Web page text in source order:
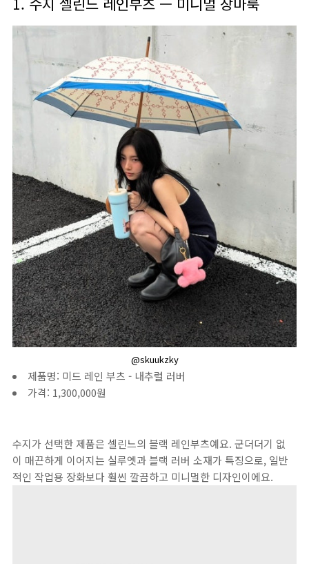
@skuukzky
제품명: 미드 레인 부츠 - 내추럴 러버
가격: 1,300,000원
수지가 선택한 제품은 셀린느의 블랙 레인부츠예요. 군더더기 없
이 매끈하게 이어지는 실루엣과 블랙 러버 소재가 특징으로, 일반
적인 작업용 장화보다 훨씬 깔끔하고 미니멀한 디자인이에요.